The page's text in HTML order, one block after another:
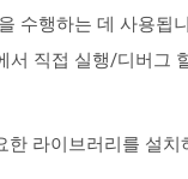
수행하는 데 사용
직접 실행/디버그
라이브러리를 설